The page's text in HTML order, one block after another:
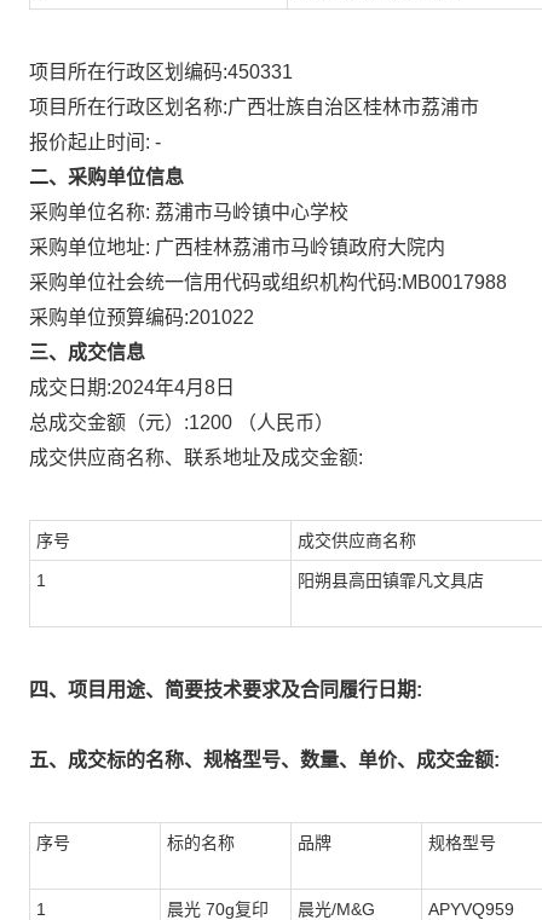
项目所在行政区划编码:450331
项目所在行政区划名称:广西壮族自治区桂林市荔浦市
报价起止时间: -
二、采购单位信息
采购单位名称: 荔浦市马岭镇中心学校
采购单位地址: 广西桂林荔浦市马岭镇政府大院内
采购单位社会统一信用代码或组织机构代码:MB0017988
采购单位预算编码:201022
三、成交信息
成交日期:2024年4月8日
总成交金额（元）:1200 （人民币）
成交供应商名称、联系地址及成交金额:
序号 成交供应商名称
1 阳朔县高田镇霏凡文具店
四、项目用途、简要技术要求及合同履行日期:
五、成交标的名称、规格型号、数量、单价、成交金额:
序号 标的名称 品牌 规格型号
1
晨光 70g复印
晨光/M&G APYVQ959